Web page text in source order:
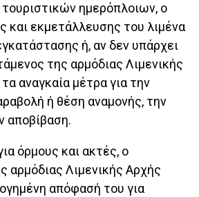
ημερόπλοιων, ο
και εκμετάλλευσης του λιμένα
ή, αν δεν υπάρχει
της αρμόδιας Λιμενικής
αναγκαία μέτρα για την
ή θέση αναμονής, την
αποβίβαση.
όρμους και ακτές, ο
αρμόδιας Λιμενικής Αρχής
απόφασή του για